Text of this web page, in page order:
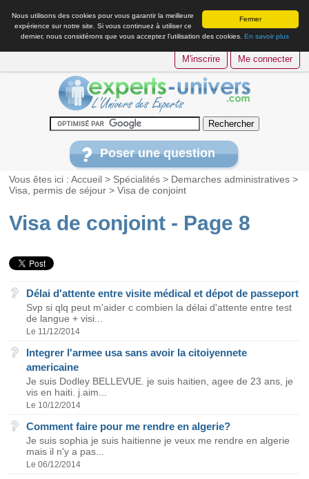
Fermer
Nous utilisons des cookies pour vous garantir la meilleure
expérience sur notre site. Si vous continuez à utiliser ce
dernier, nous considérons que vous acceptez l’utilisation des cookies. En savoir plus
M'inscrire Me connecter
Poser une question
Vous êtes ici :Accueil > Spécialités > Demarches administratives >
Visa, permis de séjour >Visa de conjoint
Visa de conjoint - Page 8
Délai d'attente entre visite médical et dépot de passeport
Svp si qlq peut m'aider c combien la délai d'attente entre test
de langue + visi...
Le 11/12/2014
Integrer l'armee usa sans avoir la citoiyennete
americaine
Je suis Dodley BELLEVUE. je suis haitien, agee de 23 ans, je
vis en haiti. j.aim...
Le 10/12/2014
Comment faire pour me rendre en algerie?
Je suis sophia je suis haitienne je veux me rendre en algerie
mais il n'y a pas...
Le 06/12/2014